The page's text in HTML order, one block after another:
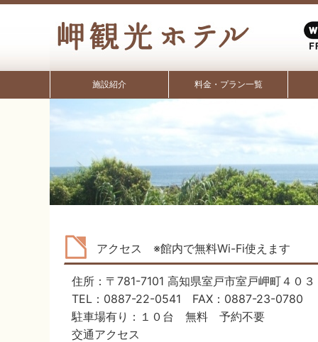
施設紹介 料金・プラン一覧
アクセス ※館内で無料Wi-Fi使えます
住所：〒781-7101 高知県室戸市室戸岬町４０３
TEL：0887-22-0541 FAX：0887-23-0780
駐車場有り：１０台 無料 予約不要
交通アクセス